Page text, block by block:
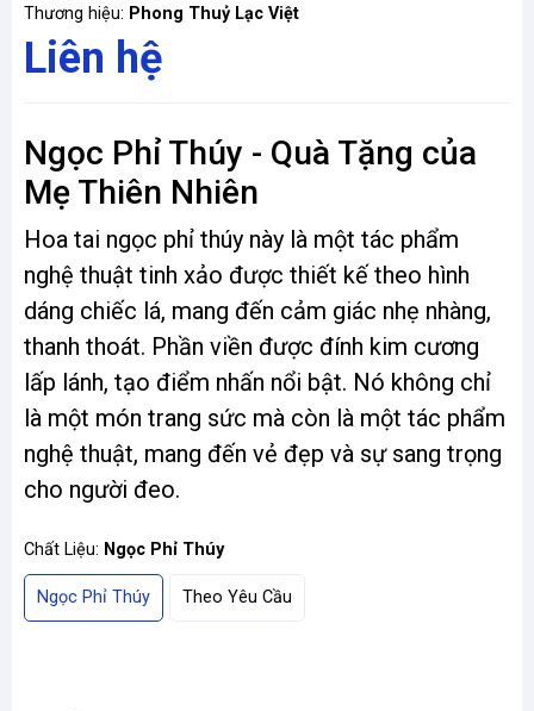
Thương hiệu: Phong Thuỷ Lạc Việt
Liên hệ
Ngọc Phỉ Thúy - Quà Tặng của
Mẹ Thiên Nhiên
Hoa tai ngọc phỉ thúy này là một tác phẩm
nghệ thuật tinh xảo được thiết kế theo hình
dáng chiếc lá, mang đến cảm giác nhẹ nhàng,
thanh thoát. Phần viền được đính kim cương
lấp lánh, tạo điểm nhấn nổi bật. Nó không chỉ
là một món trang sức mà còn là một tác phẩm
nghệ thuật, mang đến vẻ đẹp và sự sang trọng
cho người đeo.
Chất Liệu: Ngọc Phỉ Thúy
Ngọc Phỉ Thúy Theo Yêu Cầu